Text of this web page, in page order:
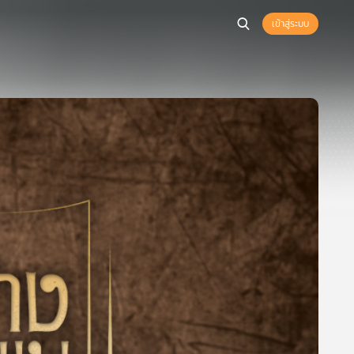
เข้าสู่ระบบ